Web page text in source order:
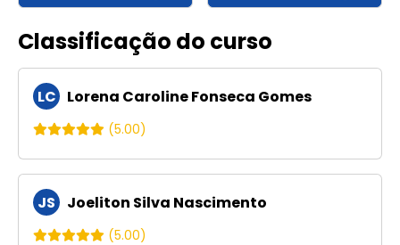
Classificação do curso
LC Lorena Caroline Fonseca Gomes
(5.00)
JS Joeliton Silva Nascimento
(5.00)